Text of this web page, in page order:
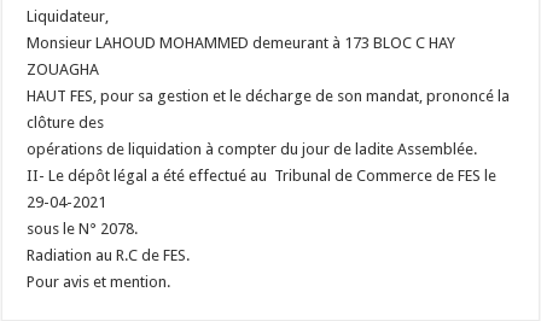
Liquidateur,
Monsieur LAHOUD MOHAMMED demeurant à 173 BLOC C HAY
ZOUAGHA
HAUT FES, pour sa gestion et le décharge de son mandat, prononcé la
clôture des
opérations de liquidation à compter du jour de ladite Assemblée.
II- Le dépôt légal a été effectué au Tribunal de Commerce de FES le
29-04-2021
sous le N° 2078.
Radiation au R.C de FES.
Pour avis et mention.